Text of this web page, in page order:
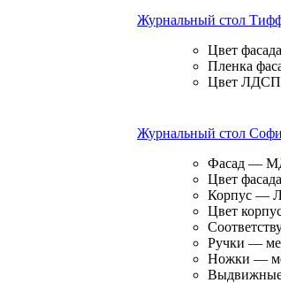
Журнальный стол
Цвет
Пленка
Цвет ЛДСП
Журнальный стол
Фасад —
Цвет
Корпус —
Цвет
Ручки —
Ножки —
Выдвижные